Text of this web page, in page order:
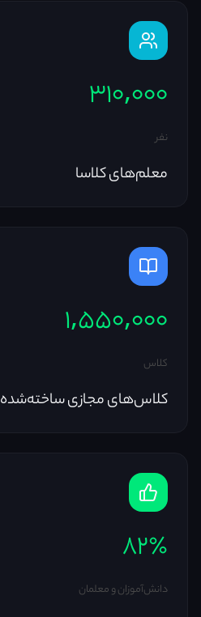
۳۱۰,۰۰۰
نفر
معلم‌های کلاسا
۱,۵۵۰,۰۰۰
کلاس
کلاس‌های مجازی ساخته‌شده
۸۲٪
دانش‌آموزان و معلمان